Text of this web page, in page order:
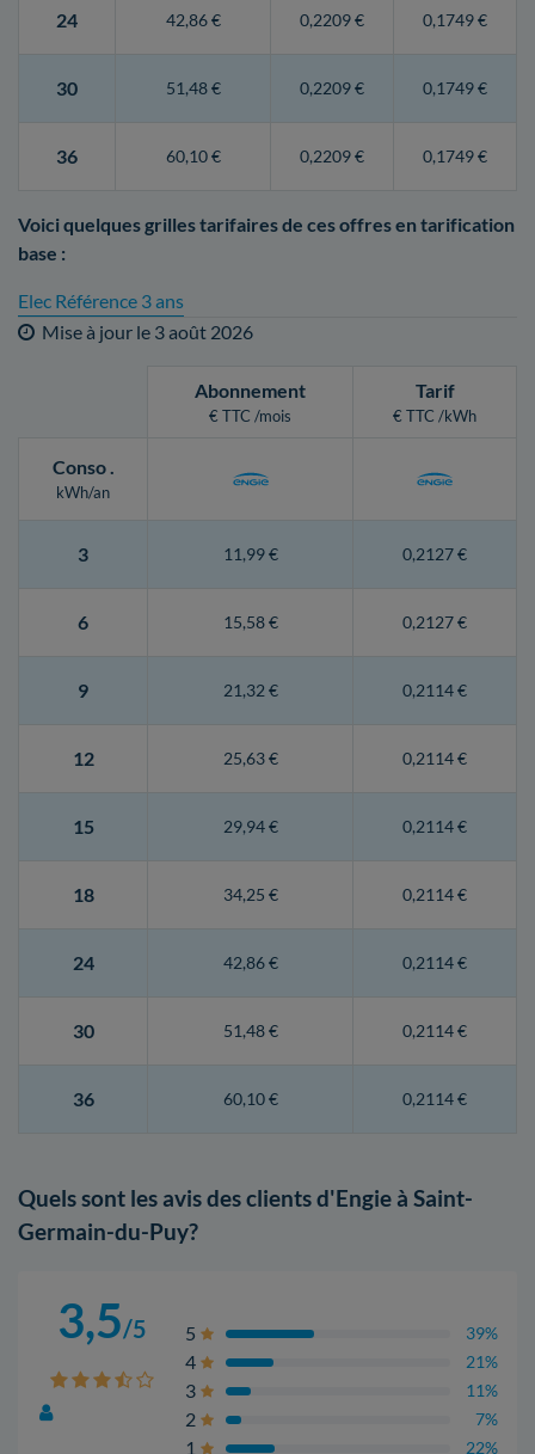
24 42,86 € 0,2209 € 0,1749 €
30 51,48 € 0,2209 € 0,1749 €
36 60,10 € 0,2209 € 0,1749 €
Voici quelques grilles tarifaires de ces offres en tarification
base :
Elec Référence 3 ans
Mise à jour le 3 août 2026
Abonnement
€ TTC /mois
Tarif
€ TTC /kWh
Conso.
kWh/an
3 11,99 € 0,2127 €
6 15,58 € 0,2127 €
9 21,32 € 0,2114 €
12 25,63 € 0,2114 €
15 29,94 € 0,2114 €
18 34,25 € 0,2114 €
24 42,86 € 0,2114 €
30 51,48 € 0,2114 €
36 60,10 € 0,2114 €
Quels sont les avis des clients d'Engie à Saint-
Germain-du-Puy?
3,5/5 5 39%
4 21%
3 11%
2 7%
1 22%